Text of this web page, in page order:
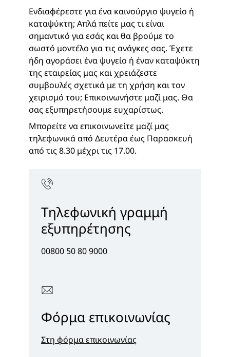
Ενδιαφέρεστε για ένα καινούργιο ψυγείο ή
καταψύκτη; Απλά πείτε μας τι είναι
σημαντικό για εσάς και θα βρούμε το
σωστό μοντέλο για τις ανάγκες σας. Έχετε
ήδη αγοράσει ένα ψυγείο ή έναν καταψύκτη
της εταιρείας μας και χρειάζεστε
συμβουλές σχετικά με τη χρήση και τον
χειρισμό του; Επικοινωνήστε μαζί μας. Θα
σας εξυπηρετήσουμε ευχαρίστως.
Μπορείτε να επικοινωνείτε μαζί μας
τηλεφωνικά από Δευτέρα έως Παρασκευή
από τις 8.30 μέχρι τις 17.00.
Τηλεφωνική γραμμή
εξυπηρέτησης
00800 50 80 9000
Φόρμα επικοινωνίας
Στη φόρμα επικοινωνίας